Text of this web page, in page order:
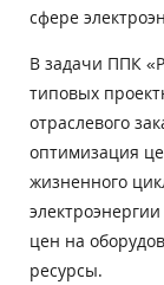
сфере
В задачи ППК
типовых
отраслевого
оптимизация
жизненного
цен на
ресурсы.